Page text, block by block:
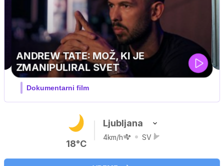
MOJ PRIJATELJ PINGVIN
Film meseca / družinski, pustolovski
18°C
Ljubljana
4km/h SV